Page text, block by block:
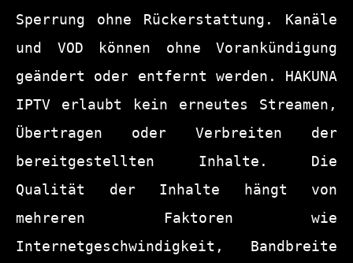
Sperrung ohne Rückerstattung. Kanäle
und VOD können ohne Vorankündigung
geändert oder entfernt werden. HAKUNA
IPTV erlaubt kein erneutes Streamen,
Übertragen oder Verbreiten der
bereitgestellten Inhalte. Die
Qualität der Inhalte hängt von
mehreren Faktoren wie
Internetgeschwindigkeit, Bandbreite